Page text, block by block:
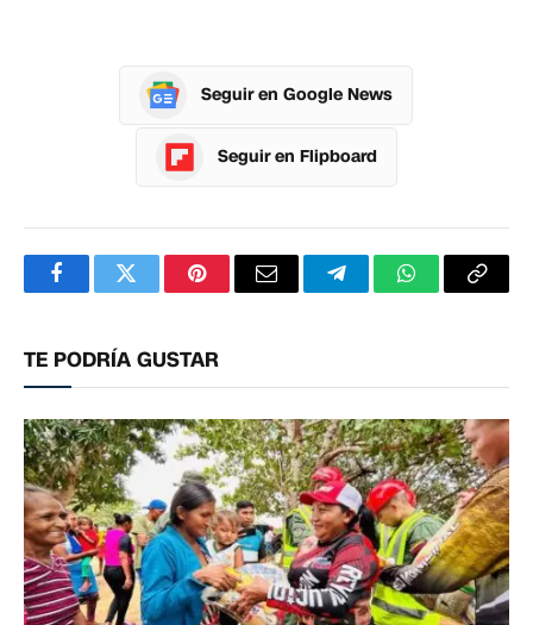
Seguir en Google News
Seguir en Flipboard
FacebookTwitterPinterestCorreoTelegramWhatsApp
TE PODRÍA GUSTAR